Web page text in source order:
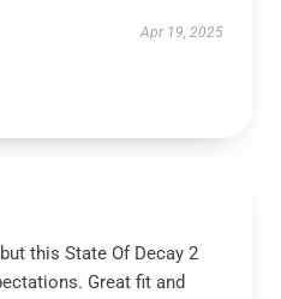
Apr 19, 2025
this State Of Decay 2
Great fit and